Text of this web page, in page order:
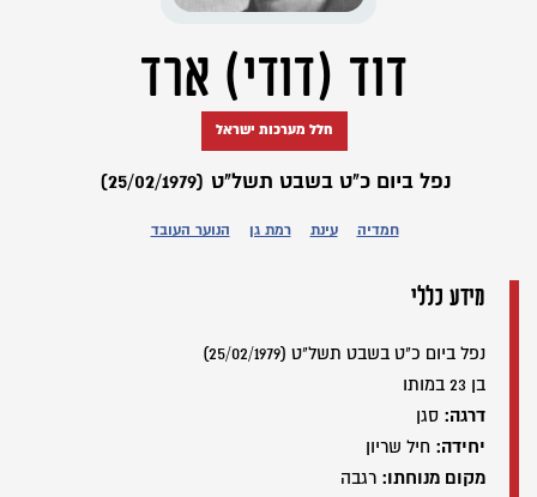
דוד (דודי) ארד
חלל מערכות ישראל
נפל ביום כ"ט בשבט תשל"ט (25/02/1979)
חמדיה עינת רמת גן הנוער העובד
מידע כללי
נפל ביום כ"ט בשבט תשל"ט (25/02/1979)
בן 23 במותו
דרגה: סגן
יחידה: חיל שריון
מקום מנוחתו: רגבה